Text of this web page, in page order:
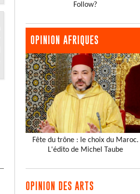
Follow?
OPINION AFRIQUES
Fête du trône : le choix du Maroc.
L'édito de Michel Taube
OPINION DES ARTS